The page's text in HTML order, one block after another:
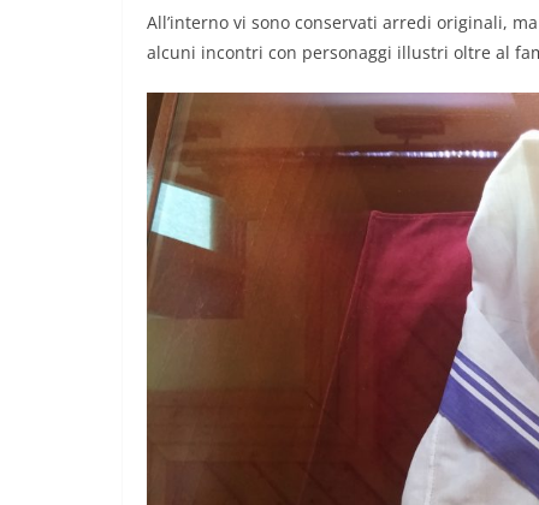
All’interno vi sono conservati arredi originali,
alcuni incontri con personaggi illustri oltre al